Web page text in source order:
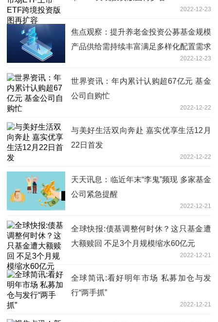
2022-12-23
焦点观察：提升养老金投资公募基金规模
产品供给需持续丰富满足多样化配置需求
2022-12-23
世界资讯：年内累计认购超67亿元 基金
公司自购忙
2022-12-22
与美好生活双向奔赴 嘉实优享生活12月
22日首发
2022-12-22
天天讯息：临近年末“李鬼”频现 多家基金
公司紧急提醒
2022-12-21
全球快报:债基调整何时休？这只基金遭
大额赎回 不足3个月规模缩水60亿元
2022-12-21
全球简讯:看好明年市场 私募加仓与发
行“两手抓”
2022-12-21